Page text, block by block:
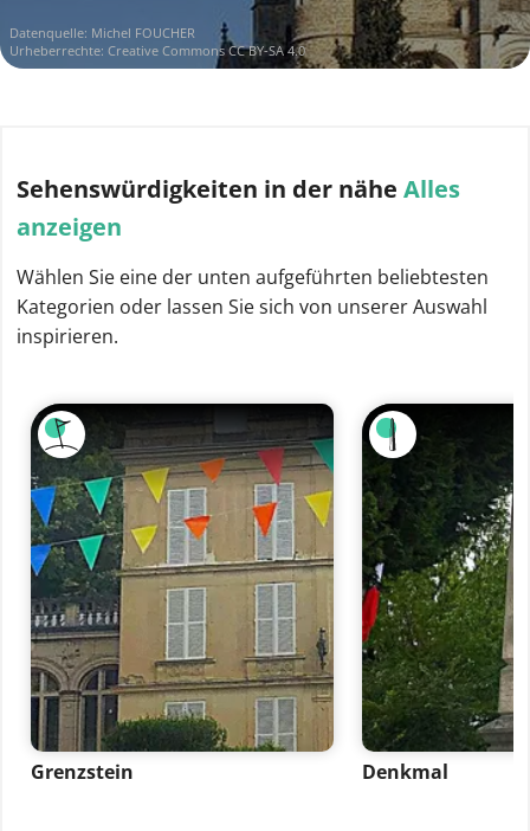
Datenquelle: Michel FOUCHER
Urheberrechte: Creative Commons CC BY-SA 4.0
Sehenswürdigkeiten in der nähe Alles
anzeigen
Wählen Sie eine der unten aufgeführten beliebtesten
Kategorien oder lassen Sie sich von unserer Auswahl
inspirieren.
Grenzstein Denkmal